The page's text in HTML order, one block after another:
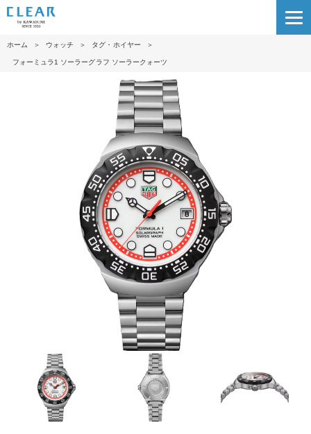
ホーム ＞ ウォッチ ＞ タグ・ホイヤー ＞
フォーミュラ1 ソーラーグラフ ソーラークォーツ